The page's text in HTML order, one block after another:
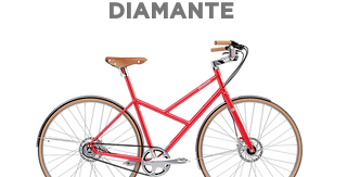
DIAMANTE